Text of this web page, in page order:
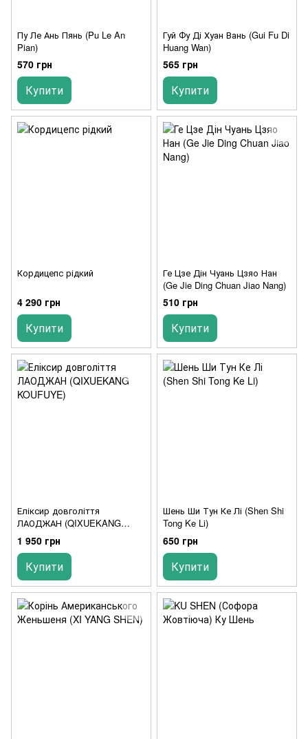
Пу Ле Ань Пянь (Pu Le An
Pian)
570 грн
Купити
Гуй Фу Ді Хуан Вань (Gui Fu Di
Huang Wan)
565 грн
Купити
Кордицепс рідкий
4 290 грн
Купити
Ге Цзе Дін Чуань Цзяо Нан
(Ge Jie Ding Chuan Jiao Nang)
510 грн
Купити
Еліксир довголіття
ЛАОДЖАН (QIXUEKANG
KOUFUYE)
1 950 грн
Купити
Шень Ши Тун Ке Лі (Shen Shi
Tong Ke Li)
650 грн
Купити